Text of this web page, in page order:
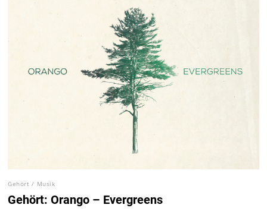
Gehört / Musik
Gehört: Orango – Evergreens